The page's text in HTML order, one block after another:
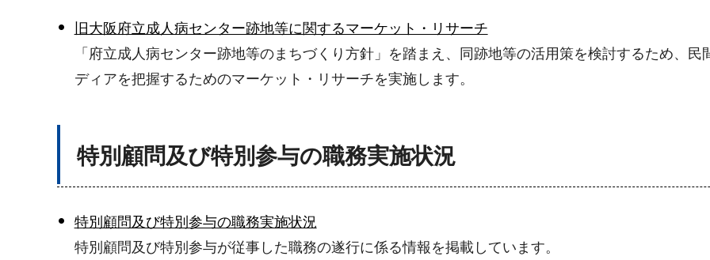
旧大阪府立成人病センター跡地等に関するマーケット・リサーチ
「府立成人病センター跡地等のまちづくり方針」を踏まえ、同跡地等の活用策を検討するため、
ディアを把握するためのマーケット・リサーチを実施します。
特別顧問及び特別参与の職務実施状況
特別顧問及び特別参与の職務実施状況
特別顧問及び特別参与が従事した職務の遂行に係る情報を掲載しています。